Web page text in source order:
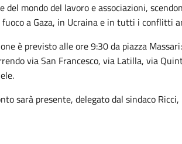
del mondo del lavoro e associazioni,
a Gaza, in Ucraina e in tutti i conflitti
è previsto alle ore 9:30 da piazza
via San Francesco, via Latilla, via
sarà presente, delegato dal sindaco Ricci,